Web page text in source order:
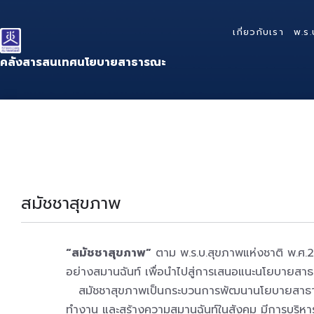
to
content
to
main
navigation
to
footer
คลังสารสนเทศนโยบายสาธารณะ
เกี่ยวกับเรา พ.ร
สมัชชาสุขภาพ
“สมัชชาสุขภาพ” ตาม พ.ร.บ.สุขภาพแห่งชาติ พ.ศ
อย่างสมานฉันท์ เพื่อนำไปสู่การเสนอแนะนโยบายส
สมัชชาสุขภาพเป็นกระบวนการพัฒนานโยบายสา
ทำงาน และสร้างความสมานฉันท์ในสังคม มีการบริ